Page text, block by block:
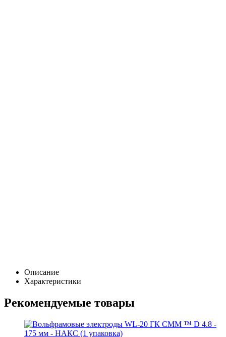
Описание
Характеристики
Рекомендуемые товары